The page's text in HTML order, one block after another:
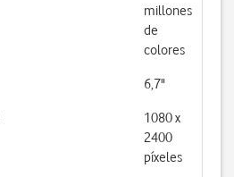
millones
de
colores
6,7"
1080 x
2400
píxeles